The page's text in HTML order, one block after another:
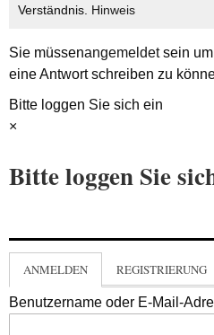
Verständnis. Hinweis
Sie müssenangemeldetsein um
eine Antwort schreiben zu
Bitte loggen Sie sich ein
×
Bitte loggen Sie
ANMELDEN REGISTRIERUNG
Benutzername oder E-Mail-